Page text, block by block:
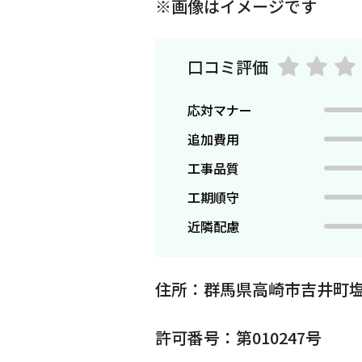
※画像はイメージです
口コミ評価
応対マナー
追加費用
工事品質
工期順守
近隣配慮
住所：群馬県高崎市吉井町
許可番号：第010247号